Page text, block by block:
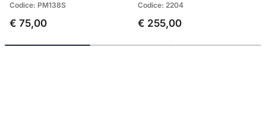
Codice: PM138S
€ 75,00
Codice: 2204
€ 255,00